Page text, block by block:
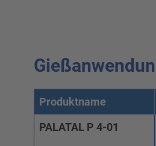
Produktname
PALATAL P 4-01